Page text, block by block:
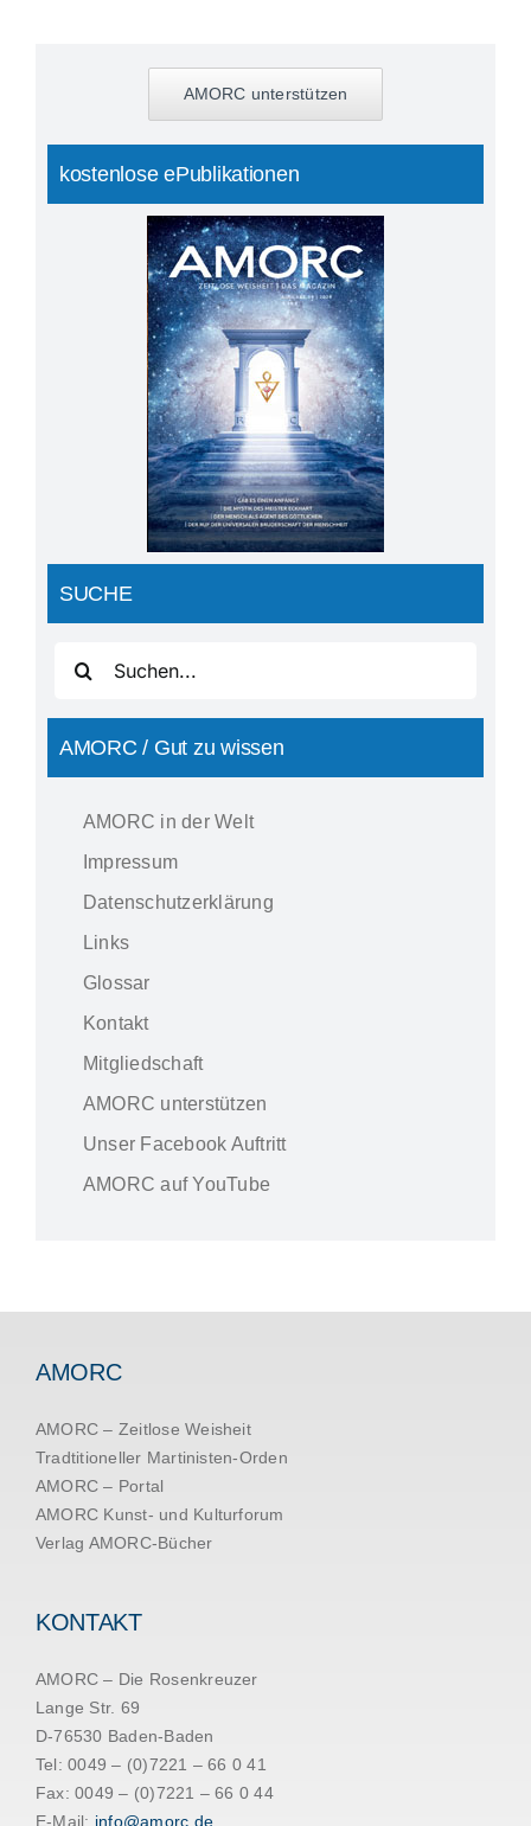
AMORC unterstützen
kostenlose ePublikationen
AMORC-Magazin
Ausgabe09 2020
SUCHE
nach:
AMORC / Gut zu wissen
AMORC in der Welt
Impressum
Datenschutzerklärung
Links
Glossar
Kontakt
Mitgliedschaft
AMORC unterstützen
Unser Facebook Auftritt
AMORC auf YouTube
AMORC
AMORC – Zeitlose Weisheit
Tradtitioneller Martinisten-Orden
AMORC – Portal
AMORC Kunst- und Kulturforum
Verlag AMORC-Bücher
KONTAKT
AMORC – Die Rosenkreuzer
Lange Str. 69
D-76530 Baden-Baden
Tel: 0049 – (0)7221 – 66 0 41
Fax: 0049 – (0)7221 – 66 0 44
E-Mail: info@amorc.de